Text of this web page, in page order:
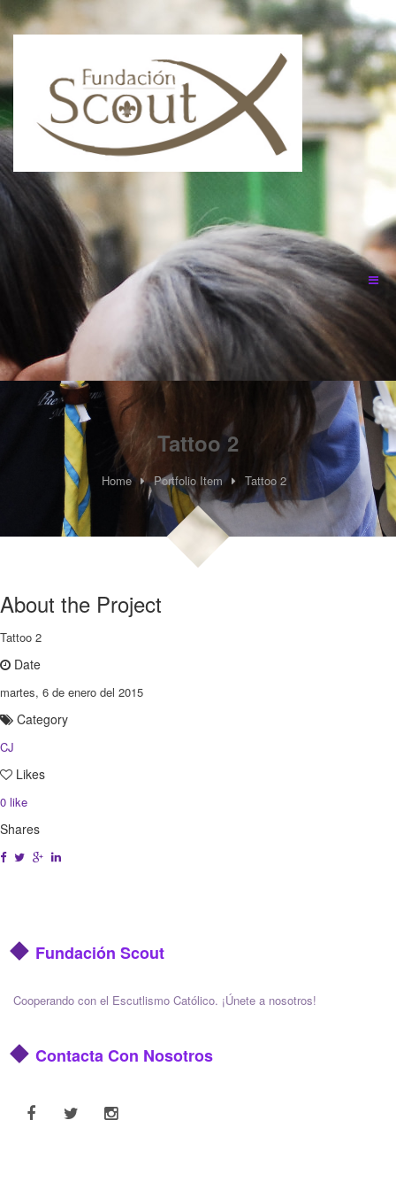
Tattoo 2
Home Portfolio Item Tattoo 2
About the Project
Tattoo 2
Date
martes, 6 de enero del 2015
Category
CJ
Likes
0 like
Shares
Fundación Scout
Cooperando con el Escutlismo Católico. ¡Únete a nosotros!
Contacta Con Nosotros